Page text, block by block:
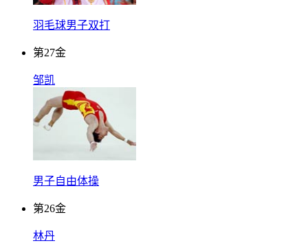
羽毛球男子双打
第27金
邹凯
男子自由体操
第26金
林丹